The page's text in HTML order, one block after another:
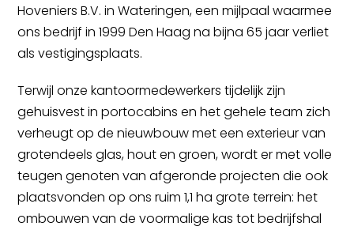
Hoveniers B.V. in Wateringen, een mijlpaal waarmee
ons bedrijf in 1999 Den Haag na bijna 65 jaar verliet
als vestigingsplaats.
Terwijl onze kantoormedewerkers tijdelijk zijn
gehuisvest in portocabins en het gehele team zich
verheugt op de nieuwbouw met een exterieur van
grotendeels glas, hout en groen, wordt er met volle
teugen genoten van afgeronde projecten die ook
plaatsvonden op ons ruim 1,1 ha grote terrein: het
ombouwen van de voormalige kas tot bedrijfshal